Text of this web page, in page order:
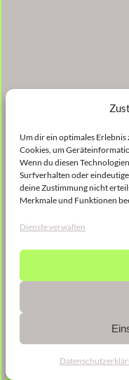
Um dir ein optimales
Cookies, um
Wenn du diesen
Surfverhalten oder
deine Zustimmung nicht
Merkmale und Funktionen
Dienste verwalten